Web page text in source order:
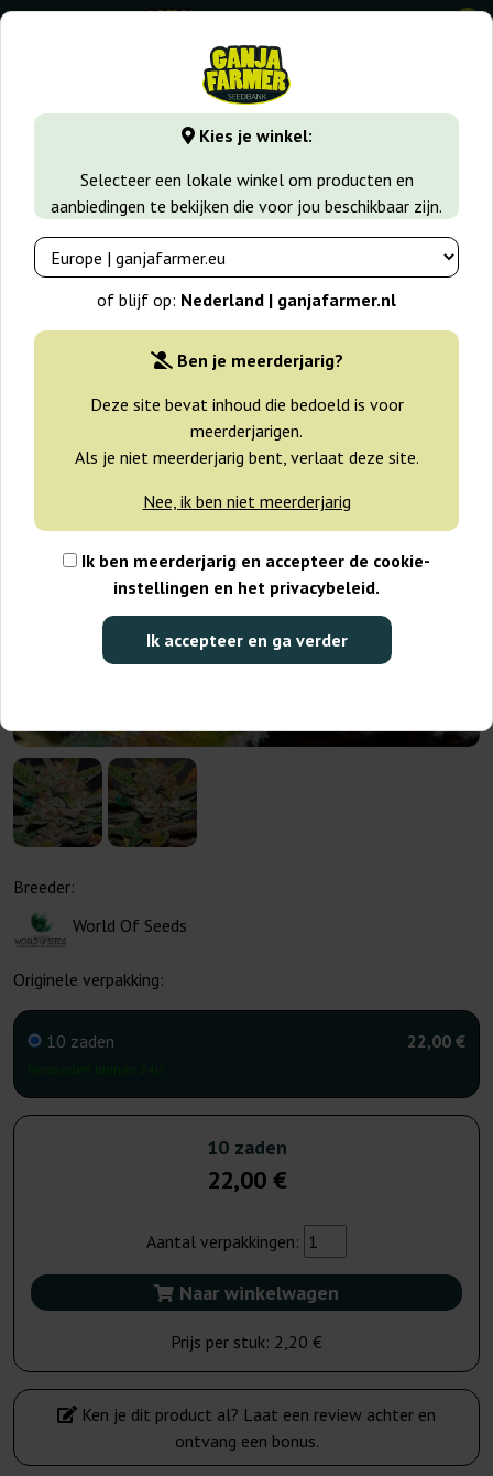
Kies je winkel:
Selecteer een lokale winkel om producten en
aanbiedingen te bekijken die voor jou beschikbaar zijn.
of blijf op: Nederland | ganjafarmer.nl
Ben je meerderjarig?
Deze site bevat inhoud die bedoeld is voor
meerderjarigen.
Als je niet meerderjarig bent, verlaat deze site.
Nee, ik ben niet meerderjarig
Ik ben meerderjarig en accepteer de cookie-
instellingen en het privacybeleid.
Ik accepteer en ga verder
0
GanjaFarmer.nl Wiet soorten Bubba Kush Bubba Haze
Seeds
Breeder:
World Of Seeds
Originele verpakking:
10 zaden 22,00 €
10 zaden
22,00 €
Aantal verpakkingen:
Naar winkelwagen
Prijs per stuk: 2,20 €
Ken je dit product al? Laat een review achter en
ontvang een bonus.